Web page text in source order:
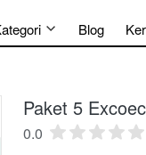
Blog
Paket 5
0.0